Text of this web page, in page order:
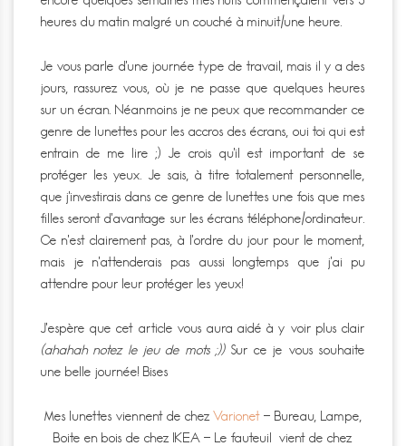
heures du matin malgré un couché à minuit/une heure.
Je vous parle d’une journée type de travail, mais il y a des
jours, rassurez vous, où je ne passe que quelques heures
sur un écran. Néanmoins je ne peux que recommander ce
genre de lunettes pour les accros des écrans, oui toi qui est
entrain de me lire ;) Je crois qu’il est important de se
protéger les yeux. Je sais, à titre totalement personnelle,
que j’investirais dans ce genre de lunettes une fois que mes
filles seront d’avantage sur les écrans téléphone/ordinateur.
Ce n’est clairement pas, à l’ordre du jour pour le moment,
mais je n’attenderais pas aussi longtemps que j’ai pu
attendre pour leur protéger les yeux!
J’espère que cet article vous aura aidé à y voir plus clair
(ahahah notez le jeu de mots ;))Sur ce je vous souhaite
une belle journée! Bises
Mes lunettes viennent de chezVarionet– Bureau, Lampe,
Boite en bois de chez IKEA – Le fauteuil vient de chez